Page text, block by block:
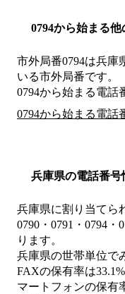
0794から始まる
市外局番0794は兵庫
いる市外局番です。
0794から始まる電話
0794から始まる電話
兵庫県の電話番号
兵庫県に割り当てら
0790・0791・0794・
ります。
兵庫県の世帯単位で
FAXの保有率は
マートフォンの保有